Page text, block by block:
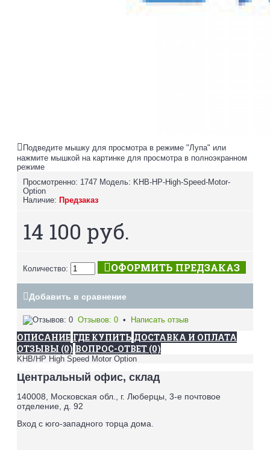
Подведите мышку для просмотра в режиме "Лупа" или
нажмите мышкой на картинке для просмотра в полноэкранном
режиме
Просмотренно: 1747 Модель: KHB-HP-High-Speed-Motor-
Option
Наличие: Предзаказ
14 100 руб.
Количество: ОФОРМИТЬ ПРЕДЗАКАЗ
Добавить в сравнение
Отзывов: 0 • Написать отзыв
ОПИСАНИЕ ГДЕ КУПИТЬ ДОСТАВКА И ОПЛАТА
ОТЗЫВЫ (0) ВОПРОС-ОТВЕТ (0)
KHB/HP High Speed Motor Option
Центральный офис, склад
140008, Московская обл., г. Люберцы, 3-е почтовое
отделение, д. 92
Вход с юго-западного торца дома.